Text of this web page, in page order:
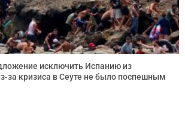
исключить Испанию из
кризиса в Сеуте не было поспешным